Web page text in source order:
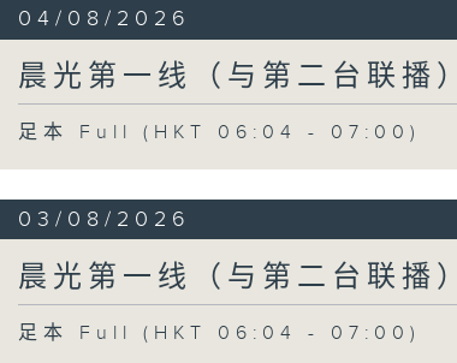
04/08/2026
晨光第一线（与第二台联播）
足本 Full (HKT 06:04 - 07:00)
03/08/2026
晨光第一线（与第二台联播）
足本 Full (HKT 06:04 - 07:00)